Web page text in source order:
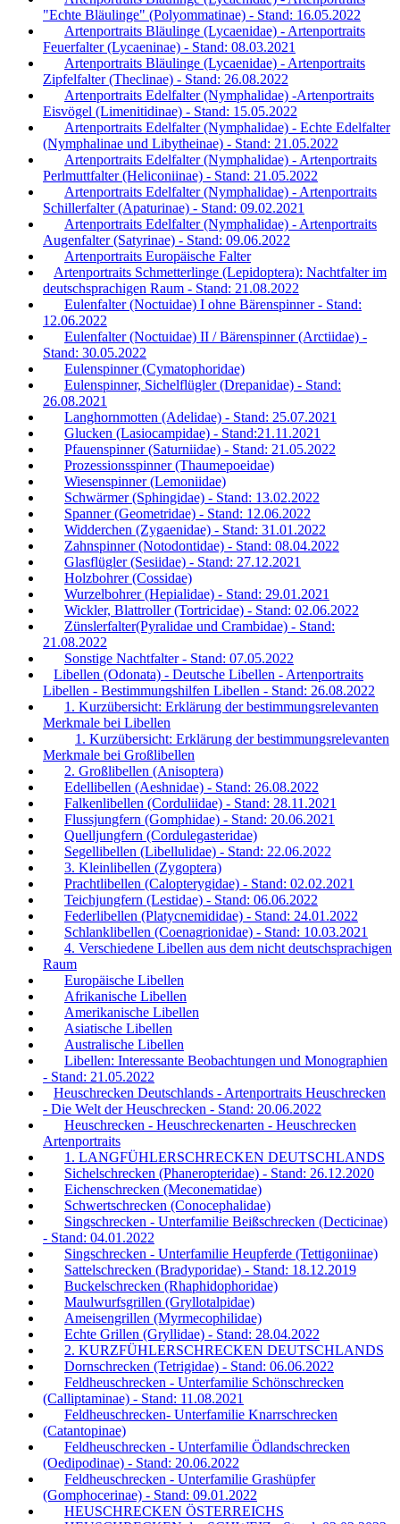
"Echte Bläulinge" (Polyommatinae) - Stand: 16.05.2022
Artenportraits Bläulinge (Lycaenidae) - Artenportraits
Feuerfalter (Lycaeninae) - Stand: 08.03.2021
Artenportraits Bläulinge (Lycaenidae) - Artenportraits
Zipfelfalter (Theclinae) - Stand: 26.08.2022
Artenportraits Edelfalter (Nymphalidae) -Artenportraits
Eisvögel (Limenitidinae) - Stand: 15.05.2022
Artenportraits Edelfalter (Nymphalidae) - Echte Edelfalter
(Nymphalinae und Libytheinae) - Stand: 21.05.2022
Artenportraits Edelfalter (Nymphalidae) - Artenportraits
Perlmuttfalter (Heliconiinae) - Stand: 21.05.2022
Artenportraits Edelfalter (Nymphalidae) - Artenportraits
Schillerfalter (Apaturinae) - Stand: 09.02.2021
Artenportraits Edelfalter (Nymphalidae) - Artenportraits
Augenfalter (Satyrinae) - Stand: 09.06.2022
Artenportraits Europäische Falter
Artenportraits Schmetterlinge (Lepidoptera): Nachtfalter im
deutschsprachigen Raum - Stand: 21.08.2022
Eulenfalter (Noctuidae) I ohne Bärenspinner - Stand:
12.06.2022
Eulenfalter (Noctuidae) II / Bärenspinner (Arctiidae) -
Stand: 30.05.2022
Eulenspinner (Cymatophoridae)
Eulenspinner, Sichelflügler (Drepanidae) - Stand:
26.08.2021
Langhornmotten (Adelidae) - Stand: 25.07.2021
Glucken (Lasiocampidae) - Stand:21.11.2021
Pfauenspinner (Saturniidae) - Stand: 21.05.2022
Prozessionsspinner (Thaumepoeidae)
Wiesenspinner (Lemoniidae)
Schwärmer (Sphingidae) - Stand: 13.02.2022
Spanner (Geometridae) - Stand: 12.06.2022
Widderchen (Zygaenidae) - Stand: 31.01.2022
Zahnspinner (Notodontidae) - Stand: 08.04.2022
Glasflügler (Sesiidae) - Stand: 27.12.2021
Holzbohrer (Cossidae)
Wurzelbohrer (Hepialidae) - Stand: 29.01.2021
Wickler, Blattroller (Tortricidae) - Stand: 02.06.2022
Zünslerfalter(Pyralidae und Crambidae) - Stand:
21.08.2022
Sonstige Nachtfalter - Stand: 07.05.2022
Libellen (Odonata) - Deutsche Libellen - Artenportraits
Libellen - Bestimmungshilfen Libellen - Stand: 26.08.2022
1. Kurzübersicht: Erklärung der bestimmungsrelevanten
Merkmale bei Libellen
1. Kurzübersicht: Erklärung der bestimmungsrelevanten
Merkmale bei Großlibellen
2. Großlibellen (Anisoptera)
Edellibellen (Aeshnidae) - Stand: 26.08.2022
Falkenlibellen (Corduliidae) - Stand: 28.11.2021
Flussjungfern (Gomphidae) - Stand: 20.06.2021
Quelljungfern (Cordulegasteridae)
Segellibellen (Libellulidae) - Stand: 22.06.2022
3. Kleinlibellen (Zygoptera)
Prachtlibellen (Calopterygidae) - Stand: 02.02.2021
Teichjungfern (Lestidae) - Stand: 06.06.2022
Federlibellen (Platycnemididae) - Stand: 24.01.2022
Schlanklibellen (Coenagrionidae) - Stand: 10.03.2021
4. Verschiedene Libellen aus dem nicht deutschsprachigen
Raum
Europäische Libellen
Afrikanische Libellen
Amerikanische Libellen
Asiatische Libellen
Australische Libellen
Libellen: Interessante Beobachtungen und Monographien
- Stand: 21.05.2022
Heuschrecken Deutschlands - Artenportraits Heuschrecken
- Die Welt der Heuschrecken - Stand: 20.06.2022
Heuschrecken - Heuschreckenarten - Heuschrecken
Artenportraits
1. LANGFÜHLERSCHRECKEN DEUTSCHLANDS
Sichelschrecken (Phaneropteridae) - Stand: 26.12.2020
Eichenschrecken (Meconematidae)
Schwertschrecken (Conocephalidae)
Singschrecken - Unterfamilie Beißschrecken (Decticinae)
- Stand: 04.01.2022
Singschrecken - Unterfamilie Heupferde (Tettigoniinae)
Sattelschrecken (Bradyporidae) - Stand: 18.12.2019
Buckelschrecken (Rhaphidophoridae)
Maulwurfsgrillen (Gryllotalpidae)
Ameisengrillen (Myrmecophilidae)
Echte Grillen (Gryllidae) - Stand: 28.04.2022
2. KURZFÜHLERSCHRECKEN DEUTSCHLANDS
Dornschrecken (Tetrigidae) - Stand: 06.06.2022
Feldheuschrecken - Unterfamilie Schönschrecken
(Calliptaminae) - Stand: 11.08.2021
Feldheuschrecken- Unterfamilie Knarrschrecken
(Catantopinae)
Feldheuschrecken - Unterfamilie Ödlandschrecken
(Oedipodinae) - Stand: 20.06.2022
Feldheuschrecken - Unterfamilie Grashüpfer
(Gomphocerinae) - Stand: 09.01.2022
HEUSCHRECKEN ÖSTERREICHS